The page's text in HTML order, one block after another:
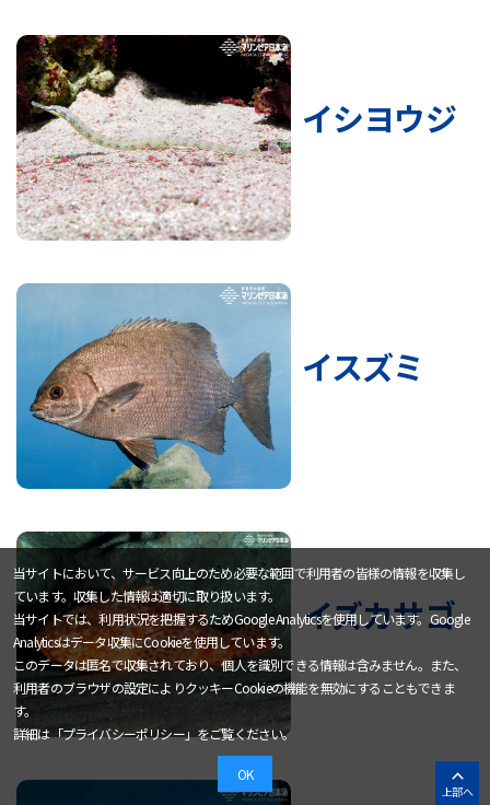
イシヨウジ
イスズミ
イズカサゴ
上部へ
当サイトにおいて、サービス向上のため必要な範囲で利用者の皆様の情報を収集し
ています。収集した情報は適切に取り扱います。
当サイトでは、利用状況を把握するためGoogle Analyticsを使用しています。Google
Analyticsはデータ収集にCookieを使用しています。
このデータは匿名で収集されており、個人を識別できる情報は含みません。また、
利用者のブラウザの設定によりクッキーCookieの機能を無効にすることもできま
す。
詳細は「プライバシーポリシー」をご覧ください。
OK